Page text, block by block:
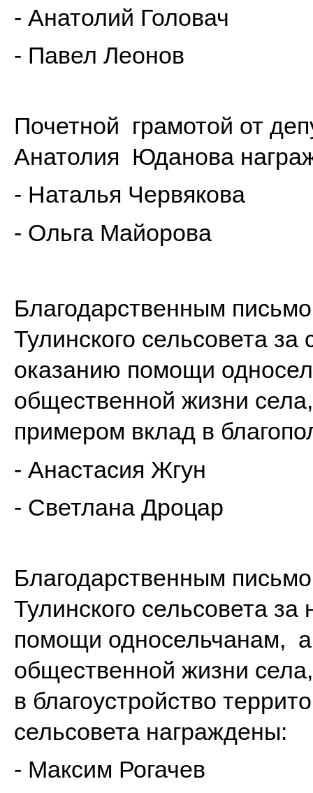
- Анатолий Головач
- Павел Леонов
Почетной грамотой от
Анатолия Юданова
- Наталья Червякова
- Ольга Майорова
Благодарственным
Тулинского сельсовета
оказанию помощи
общественной жизни
примером вклад в
- Анастасия Жгун
- Светлана Дроцар
Благодарственным
Тулинского сельсовета
помощи односельчанам,
общественной жизни
в благоустройство
сельсовета награждены:
- Максим Рогачев